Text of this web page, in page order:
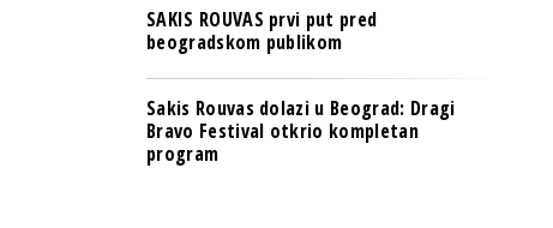
SAKIS ROUVAS prvi put pred
beogradskom publikom
Sakis Rouvas dolazi u Beograd: Dragi
Bravo Festival otkrio kompletan
program